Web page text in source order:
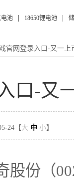
池 18650锂电池
官网登录入口-又一
口-又
24【大 中 小】
股份（